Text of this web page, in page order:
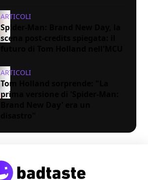
ARTICOLI
Spider-Man: Brand New Day, la
scena post-credits spiegata: il
ARTICOLI
Tom Holland sorprende: "La
prima versione di 'Spider-Man: